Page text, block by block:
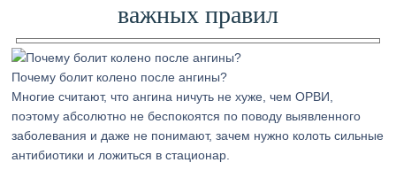
важных правил
Почему болит колено после ангины?
Многие считают, что ангина ничуть не хуже, чем ОРВИ,
поэтому абсолютно не беспокоятся по поводу выявленного
заболевания и даже не понимают, зачем нужно колоть сильные
антибиотики и ложиться в стационар.